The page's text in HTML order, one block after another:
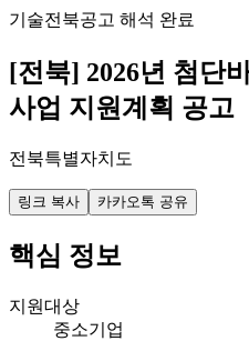
기술전북공고 해석 완료
[전북] 2026년 첨단
사업 지원계획 공고
전북특별자치도
링크 복사 카카오톡 공유
핵심 정보
지원대상
중소기업